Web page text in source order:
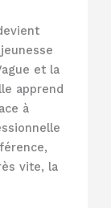
et la
apprend
à
vite, la